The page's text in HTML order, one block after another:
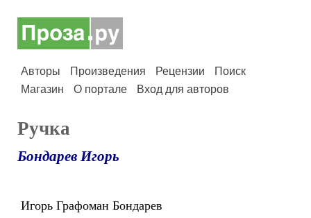
Авторы Произведения Рецензии
Поиск
Магазин
О портале Вход для авторов
Ручка
Бондарев Игорь
Игорь Графоман Бондарев